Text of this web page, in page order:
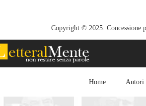
Copyright © 2025. Concessione
Home Autori